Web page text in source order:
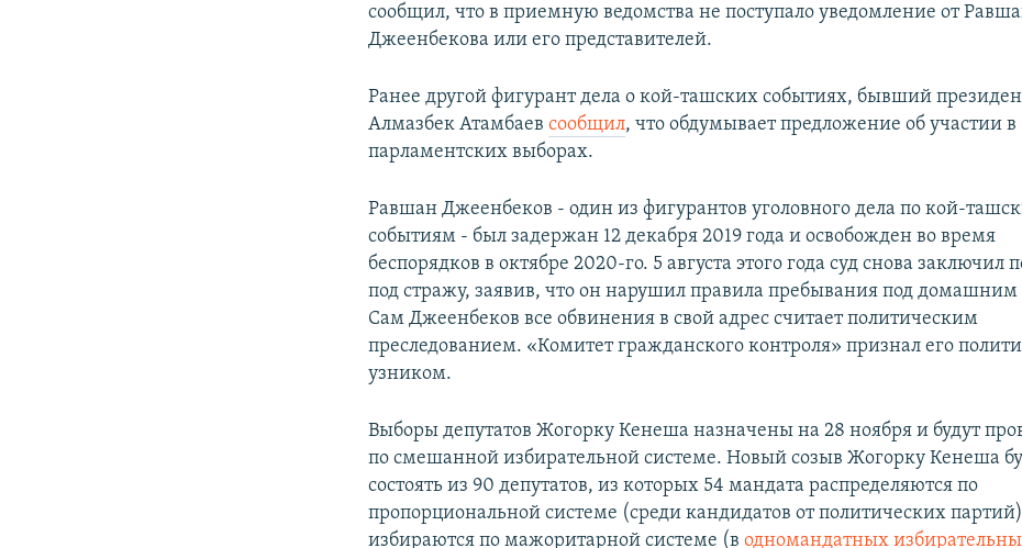
сообщил, что в приемную ведомства не поступало уведомление от
Джеенбекова или его представителей.
Ранее другой фигурант дела о кой-ташских событиях, бывший
Алмазбек Атамбаевсообщил, что обдумывает предложение об участии в
парламентских выборах.
Равшан Джеенбеков - один из фигурантов уголовного дела по кой-
событиям - был задержан 12 декабря 2019 года и освобожден во время
беспорядков в октябре 2020-го. 5 августа этого года суд снова заключил
под стражу, заявив, что он нарушил правила пребывания под домашним
Сам Джеенбеков все обвинения в свой адрес считает политическим
преследованием. «Комитет гражданского контроля» признал его
узником.
Выборы депутатов Жогорку Кенеша назначены на 28 ноября и будут
по смешанной избирательной системе. Новый созыв Жогорку Кенеша
состоять из 90 депутатов, из которых 54 мандата распределяются по
пропорциональной системе (среди кандидатов от политических
избираются по мажоритарной системе (водномандатных